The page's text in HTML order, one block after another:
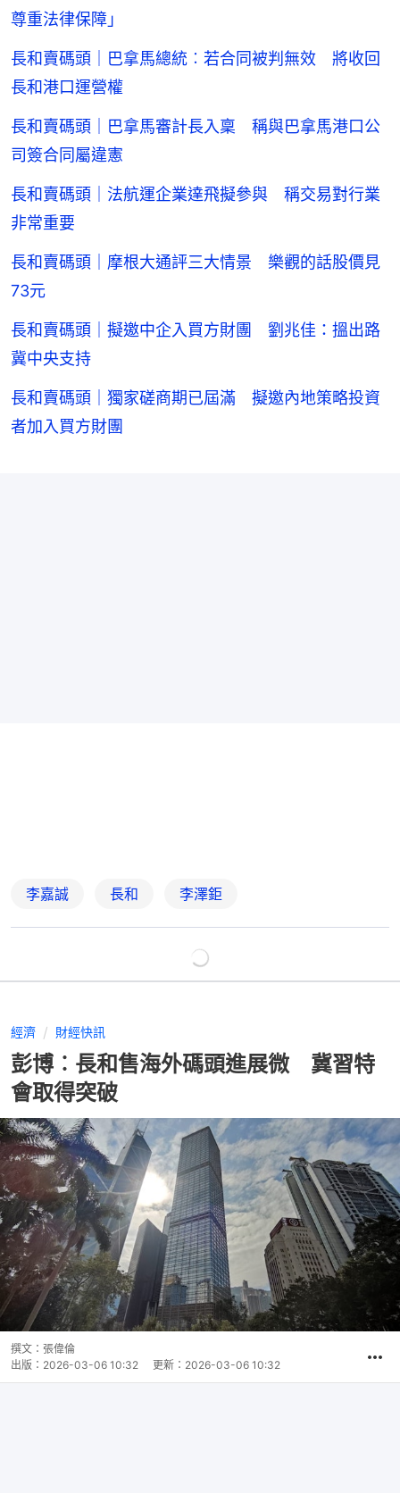
尊重法律保障」
長和賣碼頭｜巴拿馬總統︰若合同被判無效 將收回
長和港口運營權
長和賣碼頭｜巴拿馬審計長入稟 稱與巴拿馬港口公
司簽合同屬違憲
長和賣碼頭｜法航運企業達飛擬參與 稱交易對行業
非常重要
長和賣碼頭｜摩根大通評三大情景 樂觀的話股價見
73元
長和賣碼頭｜擬邀中企入買方財團 劉兆佳：搵出路
冀中央支持
長和賣碼頭｜獨家磋商期已屆滿 擬邀內地策略投資
者加入買方財團
李嘉誠 長和 李澤鉅
經濟 財經快訊
彭博︰長和售海外碼頭進展微 冀習特
會取得突破
撰文： 張偉倫
出版： 2026-03-06 10:32 更新： 2026-03-06 10:32